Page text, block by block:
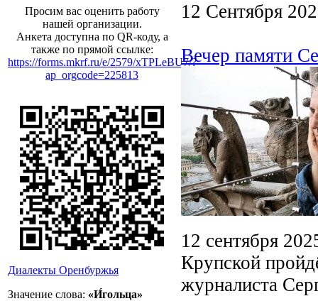
Просим вас оценить работу
нашей организации.
Анкета доступна по QR-коду, а
также по прямой ссылке:
https://forms.mkrf.ru/e/2579/xTPLeBU7/?
ap_orgcode=225813
Диалекты Оренбуржья
Значение слова: «И́гольца»
12 Сентября
Вечер памяти
12 сентября
Крупской
журналиста